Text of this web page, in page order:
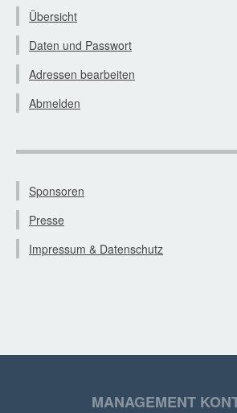
Übersicht
Daten und Passwort
Adressen bearbeiten
Abmelden
Sponsoren
Presse
Impressum & Datenschutz
MANAGEMENT